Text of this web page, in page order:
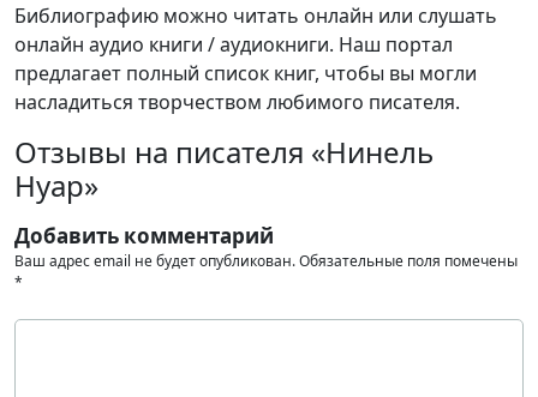
Библиографию можно читать онлайн или слушать
онлайн аудио книги / аудиокниги. Наш портал
предлагает полный список книг, чтобы вы могли
насладиться творчеством любимого писателя.
Отзывы на писателя «Нинель
Нуар»
Добавить комментарий
Ваш адрес email не будет опубликован.Обязательные поля помечены
*